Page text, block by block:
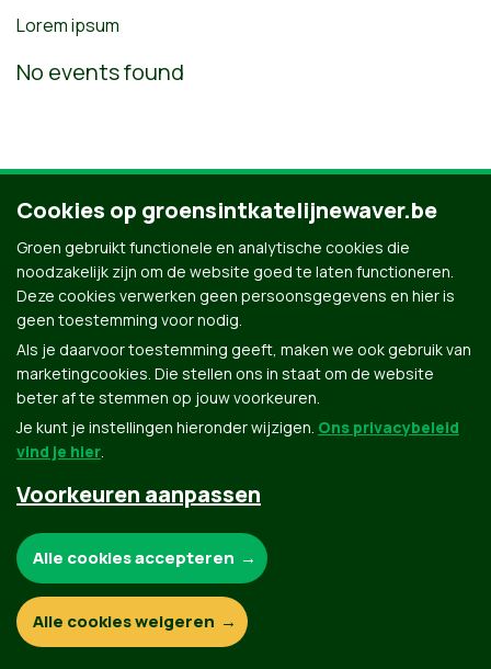
Lorem ipsum
No events found
Groen.be
© Copyright Groen 2026 | Gemaakt metNationBuilder
Contact
Cookies op groensintkatelijnewaver.be
Groen gebruikt functionele en analytische cookies die
noodzakelijk zijn om de website goed te laten functioneren.
Deze cookies verwerken geen persoonsgegevens en hier is
geen toestemming voor nodig.
Als je daarvoor toestemming geeft, maken we ook gebruik van
marketingcookies. Die stellen ons in staat om de website
beter af te stemmen op jouw voorkeuren.
Je kunt je instellingen hieronder wijzigen. Ons privacybeleid
vind je hier.
Voorkeuren aanpassen
Functionele en analytische cookies:
Alle cookies accepteren
Alle cookies weigeren